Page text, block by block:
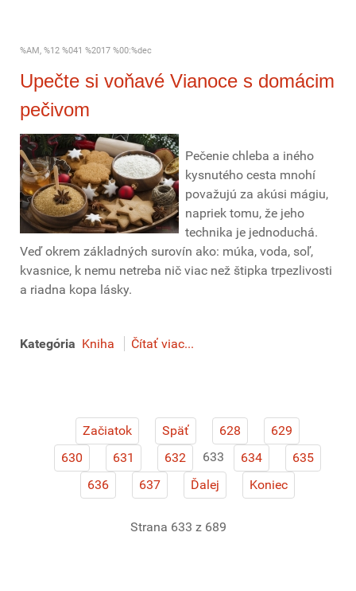
%AM, %12 %041 %2017 %00:%dec
Upečte si voňavé Vianoce s domácim
pečivom
Pečenie chleba a iného
kysnutého cesta mnohí
považujú za akúsi mágiu,
napriek tomu, že jeho
technika je jednoduchá.
Veď okrem základných surovín ako: múka, voda, soľ,
kvasnice, k nemu netreba nič viac než štipka trpezlivosti
a riadna kopa lásky.
Kategória Kniha Čítať viac...
Začiatok Späť 628
629
630
631 632 633 634
635
636
637 Ďalej Koniec
Strana 633 z 689